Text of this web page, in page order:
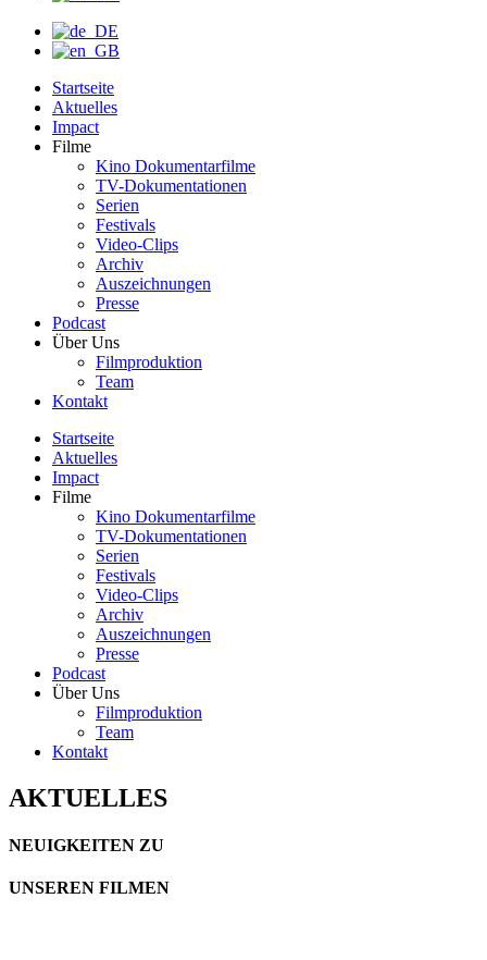
Startseite
Aktuelles
Impact
Filme
Kino Dokumentarfilme
TV-Dokumentationen
Serien
Festivals
Video-Clips
Archiv
Auszeichnungen
Presse
Podcast
Über Uns
Filmproduktion
Team
Kontakt
Startseite
Aktuelles
Impact
Filme
Kino Dokumentarfilme
TV-Dokumentationen
Serien
Festivals
Video-Clips
Archiv
Auszeichnungen
Presse
Podcast
Über Uns
Filmproduktion
Team
Kontakt
AKTUELLES
NEUIGKEITEN ZU
UNSEREN FILMEN